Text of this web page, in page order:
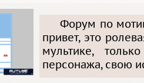
Форум по
привет, это
мультике,
персонажа, свою